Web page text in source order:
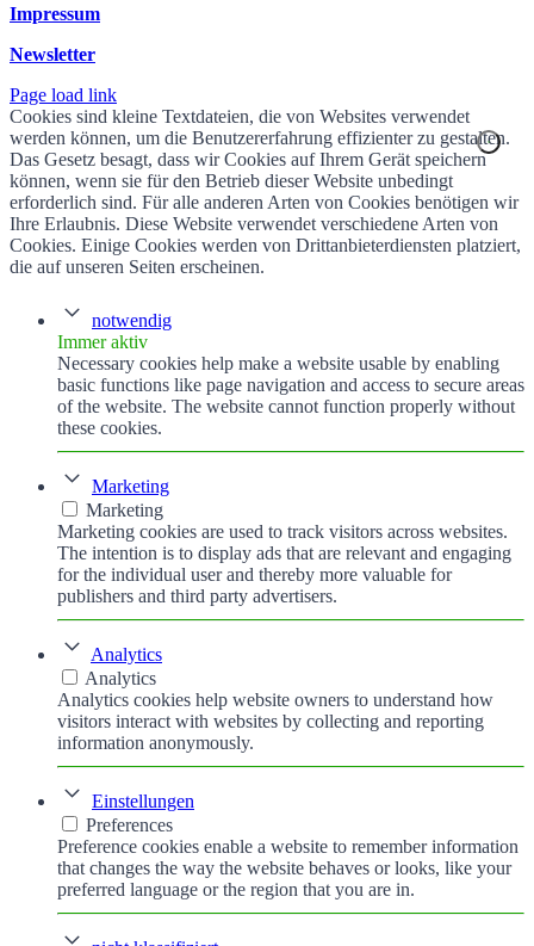
Impressum
Newsletter
Page load link
Cookies sind kleine Textdateien, die von Websites verwendet
werden können, um die Benutzererfahrung effizienter zu gestalten.
Das Gesetz besagt, dass wir Cookies auf Ihrem Gerät speichern
können, wenn sie für den Betrieb dieser Website unbedingt
erforderlich sind. Für alle anderen Arten von Cookies benötigen wir
Ihre Erlaubnis. Diese Website verwendet verschiedene Arten von
Cookies. Einige Cookies werden von Drittanbieterdiensten platziert,
die auf unseren Seiten erscheinen.
notwendig
Immer aktiv
Necessary cookies help make a website usable by enabling
basic functions like page navigation and access to secure areas
of the website. The website cannot function properly without
these cookies.
Marketing
Marketing
Marketing cookies are used to track visitors across websites.
The intention is to display ads that are relevant and engaging
for the individual user and thereby more valuable for
publishers and third party advertisers.
Analytics
Analytics
Analytics cookies help website owners to understand how
visitors interact with websites by collecting and reporting
information anonymously.
Einstellungen
Preferences
Preference cookies enable a website to remember information
that changes the way the website behaves or looks, like your
preferred language or the region that you are in.